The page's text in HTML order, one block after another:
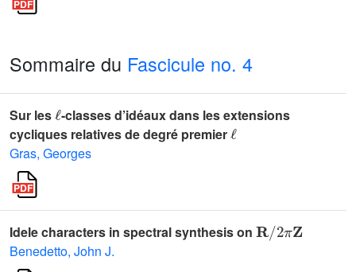
Sommaire du Fascicule no. 4
Sur les -classes d’idéaux dans les extensions
cycliques relatives de degré premier
ℓ
Gras, Georges
Idele characters in spectral synthesis on
2
Benedetto, John J.